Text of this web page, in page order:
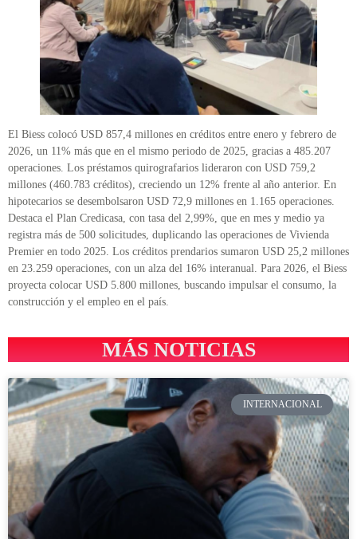
El Biess colocó USD 857,4 millones en créditos entre enero y febrero de
2026, un 11% más que en el mismo periodo de 2025, gracias a 485.207
operaciones. Los préstamos quirografarios lideraron con USD 759,2
millones (460.783 créditos), creciendo un 12% frente al año anterior. En
hipotecarios se desembolsaron USD 72,9 millones en 1.165 operaciones.
Destaca el Plan Credicasa, con tasa del 2,99%, que en mes y medio ya
registra más de 500 solicitudes, duplicando las operaciones de Vivienda
Premier en todo 2025. Los créditos prendarios sumaron USD 25,2 millones
en 23.259 operaciones, con un alza del 16% interanual. Para 2026, el Biess
proyecta colocar USD 5.800 millones, buscando impulsar el consumo, la
construcción y el empleo en el país.
MÁS NOTICIAS
INTERNACIONAL